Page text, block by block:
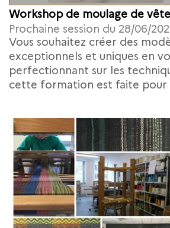
Workshop de moulage de
Prochaine session du 28/06/
Vous souhaitez créer des
exceptionnels et uniques en
perfectionnant sur les
cette formation est faite pour